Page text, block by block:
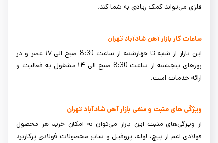
فلزی می‌تواند کمک زیادی به شما کند.
ساعات کار بازار آهن شادآباد تهران
این بازار از شنبه تا چهارشنبه از ساعت 8:30 صبح الی ۱۷ عصر و در
روزهای پنجشنبه از ساعت 8:30 صبح الی ۱۴ مشغول به فعالیت و
ارائه خدمات است.
ویژگی ‌های مثبت و منفی بازار آهن شادآباد تهران
از ویژگی‌های مثبت این بازار می‌توان به امکان خرید هر محصول
فولادی اعم از پیچ، لوله، پروفیل و سایر محصولات فولادی پرکاربرد